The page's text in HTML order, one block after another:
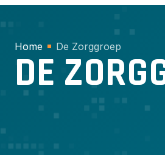
Home De Zorggroep
DE